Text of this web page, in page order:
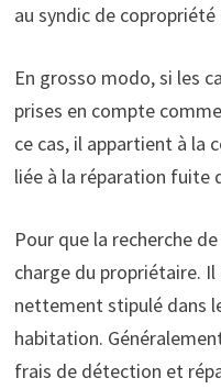
au syndic de
En grosso modo, si les
prises en compte
ce cas, il appartient à la
liée à la réparation fuite
Pour que la recherche
charge du propriétaire.
nettement stipulé dans
habitation.
frais de détection et